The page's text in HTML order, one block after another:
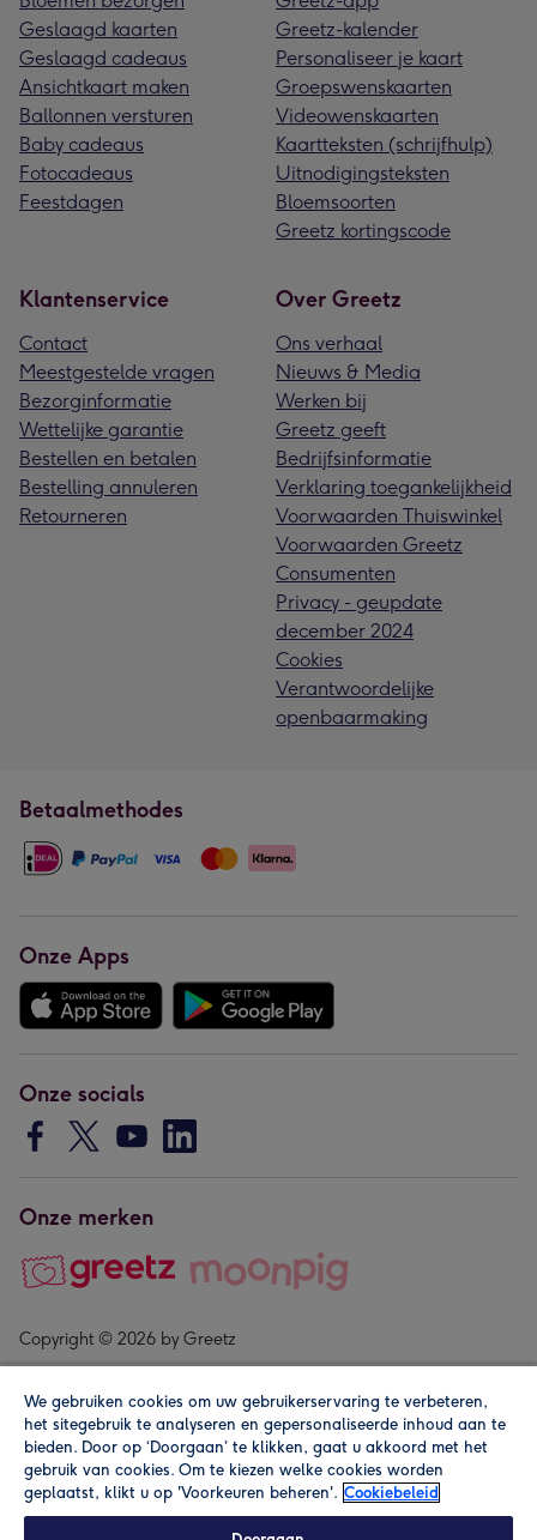
Geslaagd kaarten
Geslaagd cadeaus
Ansichtkaart maken
Ballonnen versturen
Baby cadeaus
Fotocadeaus
Feestdagen
Greetz-kalender
Personaliseer je kaart
Groepswenskaarten
Videowenskaarten
Kaartteksten (schrijfhulp)
Uitnodigingsteksten
Bloemsoorten
Greetz kortingscode
Klantenservice
Contact
Meestgestelde vragen
Bezorginformatie
Wettelijke garantie
Bestellen en betalen
Bestelling annuleren
Retourneren
Over Greetz
Ons verhaal
Nieuws & Media
Werken bij
Greetz geeft
Bedrijfsinformatie
Verklaring toegankelijkheid
Voorwaarden Thuiswinkel
Voorwaarden Greetz
Consumenten
Privacy - geupdate
december 2024
Cookies
Verantwoordelijke
openbaarmaking
Betaalmethodes
Onze Apps
Onze socials
Onze merken
Copyright © 2026 by Greetz
Alle prijzen zijn inclusief btw en andere heffingen. Lees de
We gebruiken cookies om uw gebruikerservaring te verbeteren,
het sitegebruik te analyseren en gepersonaliseerde inhoud aan te
bieden. Door op ‘Doorgaan’ te klikken, gaat u akkoord met het
gebruik van cookies. Om te kiezen welke cookies worden
geplaatst, klikt u op 'Voorkeuren beheren'. Cookiebeleid